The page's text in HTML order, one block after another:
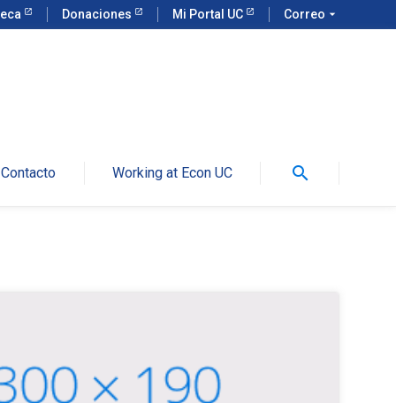
Donaciones Mi Portal UC Correo arrow_drop_down
Contacto Working at Econ UC search